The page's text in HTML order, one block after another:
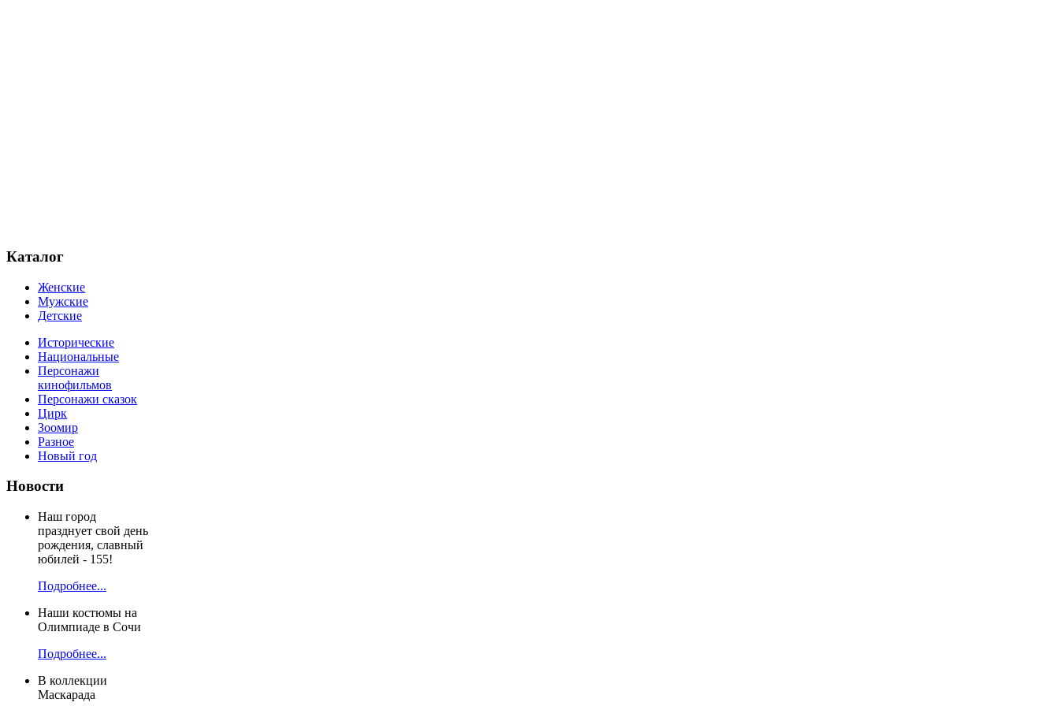
Каталог
Женские
Мужские
Детские
Исторические
Национальные
Персонажи
кинофильмов
Персонажи сказок
Цирк
Зоомир
Разное
Новый год
Новости
Наш город
празднует свой день
рождения, славный
юбилей - 155!
Подробнее...
Наши костюмы на
Олимпиаде в Сочи
Подробнее...
В коллекции
Маскарада